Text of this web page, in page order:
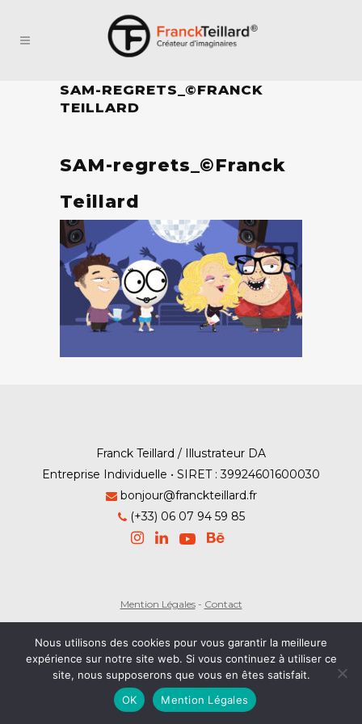
SAM-REGRETS_©FRANCK
TEILLARD
SAM-regrets_©Franck
Teillard
Franck Teillard / Illustrateur DA
Entreprise Individuelle • SIRET : 39924601600030
bonjour@franckteillard.fr
(+33) 06 07 94 59 85
Mention Légales- Contact
Nous utilisons des cookies pour vous garantir la meilleure
expérience sur notre site web. Si vous continuez à utiliser ce
site, nous supposerons que vous en êtes satisfait.
OK
Mention Légales